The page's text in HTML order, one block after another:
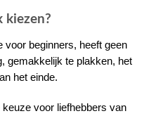
kiezen?
voor beginners, heeft geen
gemakkelijk te plakken, het
het einde.
keuze voor liefhebbers van